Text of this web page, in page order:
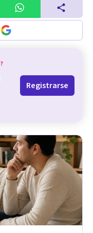
?
Registrarse